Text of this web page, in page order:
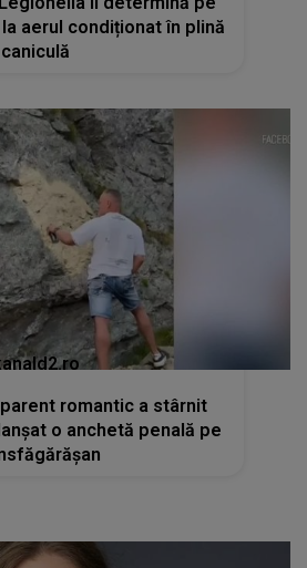
aerul condiționat în plină
caniculă
romantic a stârnit
o anchetă penală pe